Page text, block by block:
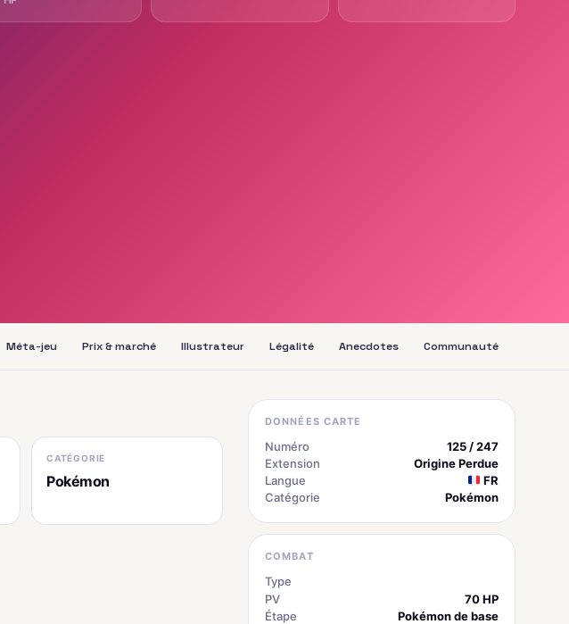
Méta-jeu Prix & marché Illustrateur Légalité Anecdotes Communauté
CATÉGORIE
Pokémon
DONNÉES CARTE
Numéro
125 / 247
Extension
Origine Perdue
Langue
FR
Catégorie
Pokémon
COMBAT
Type
PV
70 HP
Étape
Pokémon de base